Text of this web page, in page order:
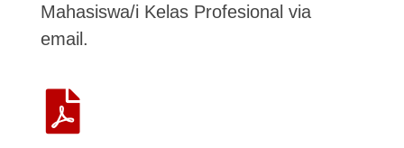
Mahasiswa/i Kelas Profesional via
email.